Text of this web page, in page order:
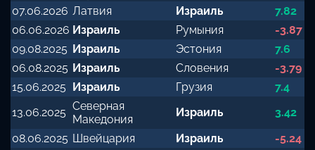
07.06.2026 Латвия Израиль
7.82
06.06.2026 Израиль Румыния
-3.87
09.08.2025 Израиль Эстония
7.6
06.08.2025 Израиль Словения
-3.79
15.06.2025
Израиль Грузия
7.4
13.06.2025 Северная
Македония
Израиль
3.42
08.06.2025 Швейцария Израиль
-5.24